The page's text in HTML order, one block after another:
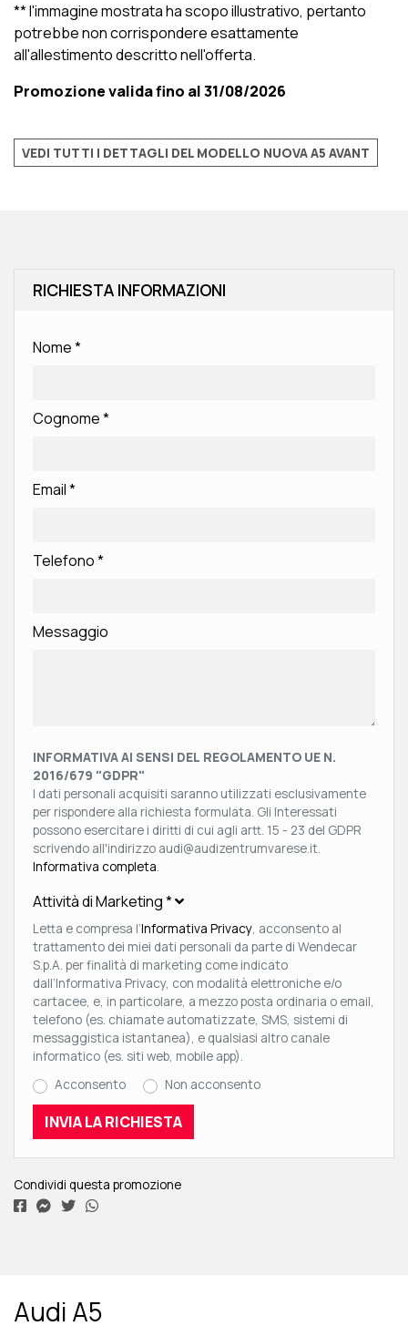
** l'immagine mostrata ha scopo illustrativo, pertanto
potrebbe non corrispondere esattamente
all'allestimento descritto nell'offerta.
Promozione valida fino al 31/08/2026
VEDI TUTTI I DETTAGLI DEL MODELLO NUOVA A5 AVANT
RICHIESTA INFORMAZIONI
Nome*
Cognome*
Email*
Telefono*
Messaggio
INFORMATIVA AI SENSI DEL REGOLAMENTO UE N.
2016/679 "GDPR"
I dati personali acquisiti saranno utilizzati esclusivamente
per rispondere alla richiesta formulata. Gli Interessati
possono esercitare i diritti di cui agli artt. 15 - 23 del GDPR
scrivendo all'indirizzo audi@audizentrumvarese.it.
Informativa completa.
Attività di Marketing*
Letta e compresa l’Informativa Privacy, acconsento al
trattamento dei miei dati personali da parte di Wendecar
S.p.A. per finalità di marketing come indicato
dall’Informativa Privacy, con modalità elettroniche e/o
cartacee, e, in particolare, a mezzo posta ordinaria o email,
telefono (es. chiamate automatizzate, SMS, sistemi di
messaggistica istantanea), e qualsiasi altro canale
informatico (es. siti web, mobile app).
Acconsento
Non acconsento
Condividi questa promozione
Audi A5